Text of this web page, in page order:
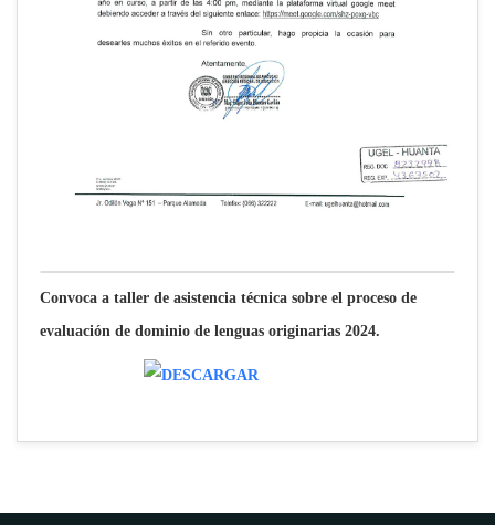
Convoca a taller de asistencia técnica sobre el proceso de
evaluación de dominio de lenguas originarias 2024.